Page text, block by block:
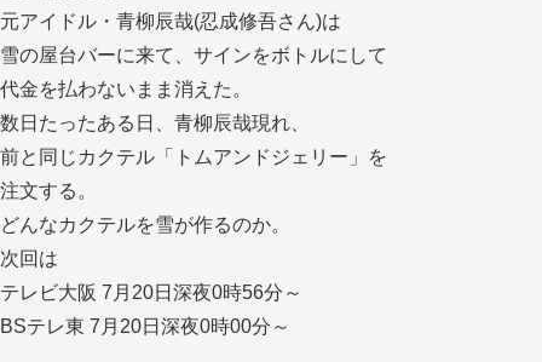
元アイドル・青柳辰哉(忍成修吾さん)は
雪の屋台バーに来て、サインをボトルにして
代金を払わないまま消えた。
数日たったある日、青柳辰哉現れ、
前と同じカクテル「トムアンドジェリー」を
注文する。
どんなカクテルを雪が作るのか。
次回は
テレビ大阪 7月20日深夜0時56分～
BSテレ東 7月20日深夜0時00分～